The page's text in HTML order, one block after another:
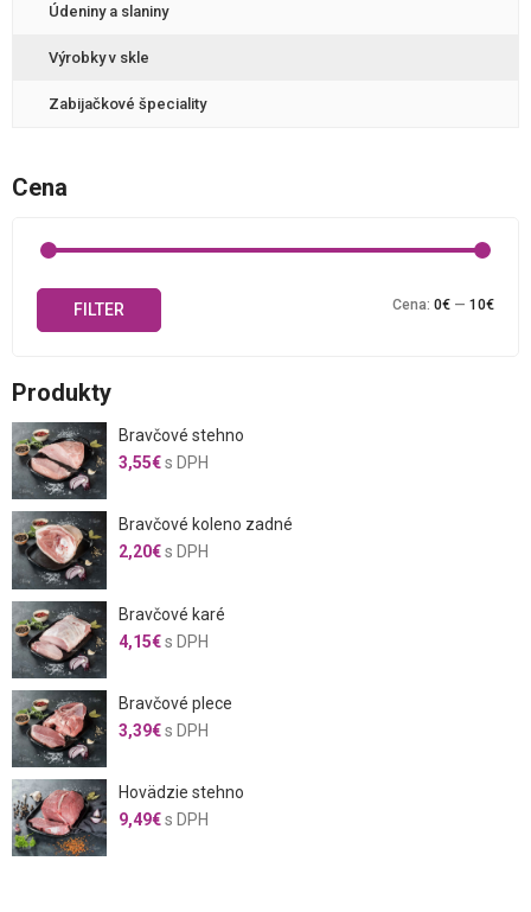
Údeniny a slaniny
Výrobky v skle
Zabijačkové špeciality
Cena
FILTER Cena: 0€ — 10€
Produkty
Bravčové stehno
3,55€s DPH
Bravčové koleno zadné
2,20€s DPH
Bravčové karé
4,15€s DPH
Bravčové plece
3,39€s DPH
Hovädzie stehno
9,49€s DPH